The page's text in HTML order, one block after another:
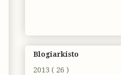
Blogiarkisto
2013 ( 26 )